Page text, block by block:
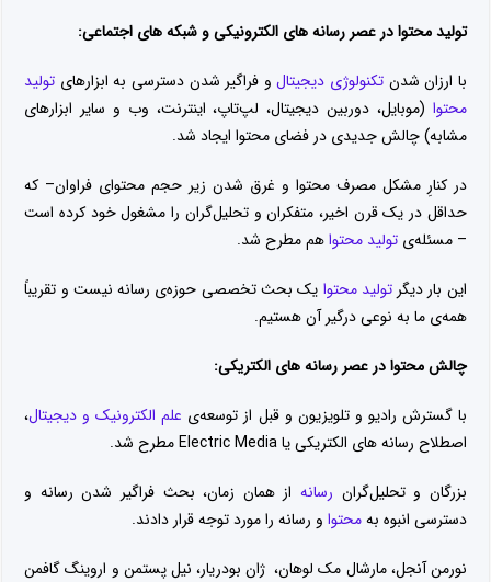
تولید محتوا در عصر رسانه های الکترونیکی و شبکه های اجتماعی:
با ارزان شدن تکنولوژی دیجیتالو فراگیر شدن دسترسی به ابزارهای تولید
محتوا (موبایل، دوربین دیجیتال، لپ‌تاپ، اینترنت، وب و سایر ابزارهای
مشابه) چالش جدیدی در فضای محتوا ایجاد شد.
در کنارِ مشکل مصرف محتوا و غرق شدن زیر حجم محتوای فراوان– که
حداقل در یک قرن اخیر، متفکران و تحلیل‌گران را مشغول خود کرده است
– مسئله‌یتولید محتواهم مطرح شد.
این بار دیگرتولید محتوا یک بحث تخصصی حوزه‌ی رسانه نیست و تقریباً
همه‌ی ما به نوعی درگیر آن هستیم.
چالش محتوا در عصر رسانه های الکتریکی:
با گسترش رادیو و تلویزیون و قبل از توسعه‌ی علم الکترونیک و دیجیتال،
اصطلاح رسانه های الکتریکی یا Electric Media مطرح شد.
بزرگان و تحلیل‌گران رسانه از همان زمان، بحث فراگیر شدن رسانه و
دسترسی انبوه بهمحتوا و رسانه را مورد توجه قرار دادند.
نورمن آنجل، مارشال مک لوهان، ژان بودریار، نیل پستمن و اروینگ گافمن